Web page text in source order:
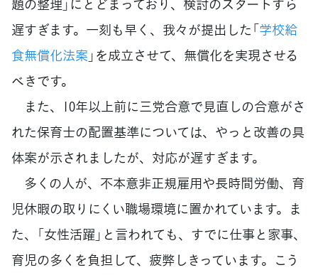
題の整理」にとどまっており、検討のスタートすら
遅すぎます。一刻も早く、我々が提出した「学校給
食無償化法案 」を成立させて、無償化を実現させる
べきです。
また、10年以上前に三党合意で見直しの合意がさ
れた保育士の配置基準については、やっと改善の具
体案が示されましたが、対応が遅すぎます。
多くの人が、不本意非正規雇用や長時間労働、育
児休暇の取りにくい職場環境に置かれています。ま
た、「女性活躍」と言われても、すでに仕事と家事、
育児の多くを負担して、疲弊しきっています。こう